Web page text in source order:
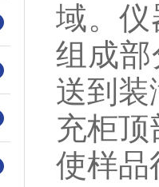
域。
组成
送到装
充柜
使样品